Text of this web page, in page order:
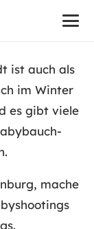
ist auch als
im Winter
es gibt viele
mache